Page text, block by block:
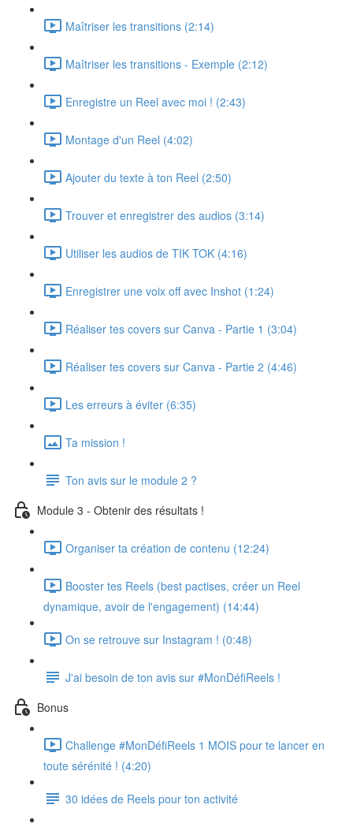
Maîtriser les transitions (2:14)
Maîtriser les transitions - Exemple (2:12)
Enregistre un Reel avec moi ! (2:43)
Montage d'un Reel (4:02)
Ajouter du texte à ton Reel (2:50)
Trouver et enregistrer des audios (3:14)
Utiliser les audios de TIK TOK (4:16)
Enregistrer une voix off avec Inshot (1:24)
Réaliser tes covers sur Canva - Partie 1 (3:04)
Réaliser tes covers sur Canva - Partie 2 (4:46)
Les erreurs à éviter (6:35)
Ta mission !
Ton avis sur le module 2 ?
Module 3 - Obtenir des résultats !
Organiser ta création de contenu (12:24)
Booster tes Reels (best pactises, créer un Reel
dynamique, avoir de l'engagement) (14:44)
On se retrouve sur Instagram ! (0:48)
J'ai besoin de ton avis sur #MonDéfiReels !
Bonus
Challenge #MonDéfiReels 1 MOIS pour te lancer en
toute sérénité ! (4:20)
30 idées de Reels pour ton activité